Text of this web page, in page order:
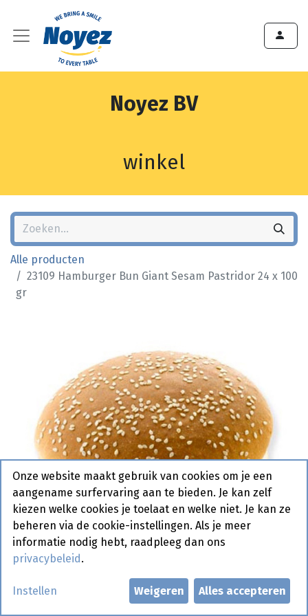
Noyez BV
winkel
Alle producten
23109 Hamburger Bun Giant Sesam Pastridor 24 x 100
gr
23109 Hamburger Bun Giant
Onze website maakt gebruik van cookies om je een
aangename surfervaring aan te bieden. Je kan zelf
kiezen welke cookies je toelaat en welke niet. Je kan ze
beheren via de cookie-instellingen. Als je meer
informatie nodig hebt, raadpleeg dan ons
privacybeleid .
Instellen Weigeren Alles accepteren